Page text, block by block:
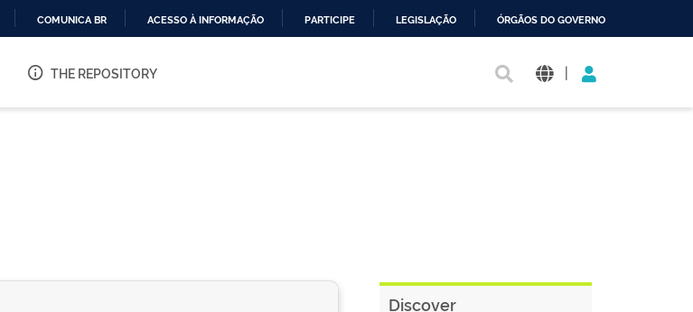
O
COMUNICA BR ACESSO À INFORMAÇÃO PARTICIPE LEGISLAÇÃO ÓRGÃOS DO GOVERNO
THE REPOSITORY |
Discover